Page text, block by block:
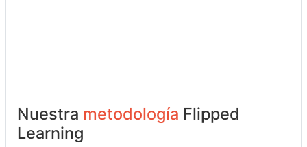
Nuestra metodología Flipped
Learning